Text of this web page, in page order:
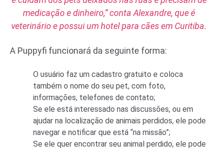
medicação e dinheiro,” conta Alexandre, que é
veterinário e possui um hotel para cães em Curitiba.
A Puppyfi funcionará da seguinte forma:
O usuário faz um cadastro gratuito e coloca
também o nome do seu pet, com foto,
informações, telefones de contato;
Se ele está interessado nas discussões, ou em
ajudar na localização de animais perdidos, ele pode
navegar e notificar que está “na missão”;
Se ele quer encontrar seu animal perdido, ele pode